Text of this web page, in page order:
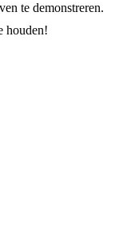
te demonstreren.
houden!